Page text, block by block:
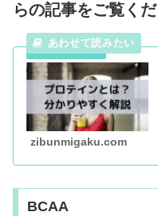
らの記事をご覧くだ
zibunmigaku.com
BCAA